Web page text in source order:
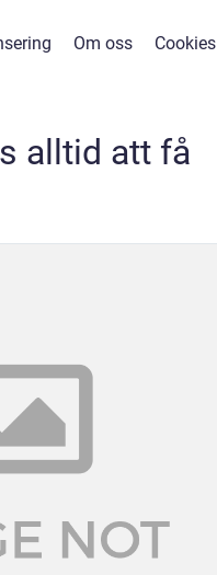
Om oss Cookies
alltid att få